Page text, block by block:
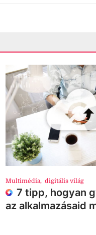
Multimédia, digitális világ
7 tipp, hogyan
az alkalmazásaid